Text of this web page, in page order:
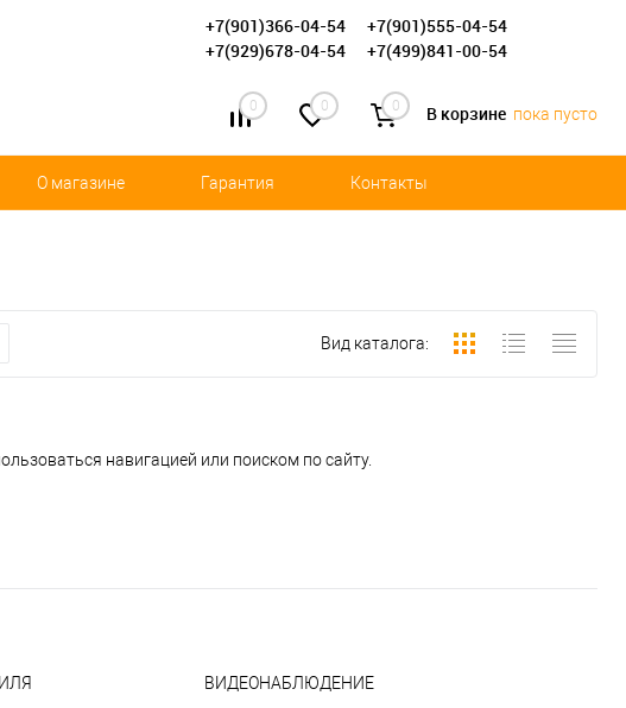
+7(901)366-04-54
+7(901)555-04-54
+7(929)678-04-54
+7(499)841-00-54
0 0 0 В корзине пока пусто
О магазине Гарантия Контакты
Вид каталога:
навигацией или поиском по сайту.
ВИДЕОНАБЛЮДЕНИЕ